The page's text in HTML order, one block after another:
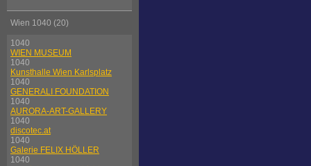
Wien 1040 (20)
1040
WIEN MUSEUM
1040
Kunsthalle Wien Karlsplatz
1040
GENERALI FOUNDATION
1040
AURORA-ART-GALLERY
1040
discotec.at
1040
Galerie FELIX HÖLLER
1040